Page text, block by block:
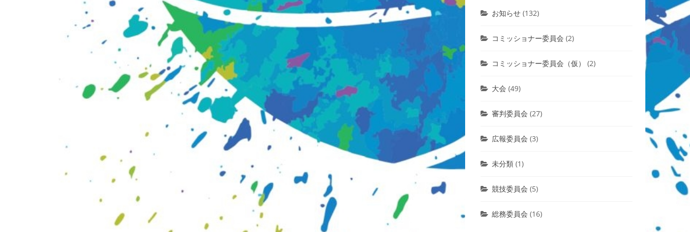
お知らせ (132)
コミッショナー委員会 (2)
コミッショナー委員会（仮） (2)
大会 (49)
審判委員会 (27)
広報委員会 (3)
未分類 (1)
競技委員会 (5)
総務委員会 (16)